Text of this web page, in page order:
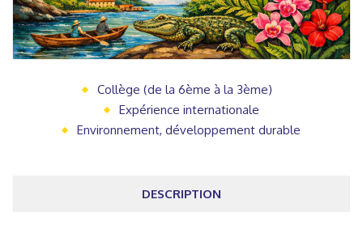
Collège (de la 6ème à la 3ème)
Expérience internationale
Environnement, développement durable
DESCRIPTION